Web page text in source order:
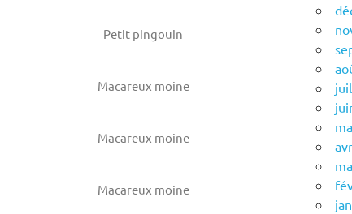
Petit pingouin
Macareux moine
Macareux moine
Macareux moine